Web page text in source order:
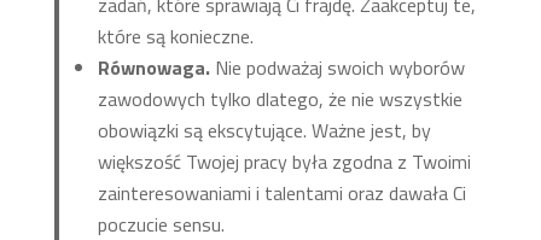
które są konieczne.
Równowaga. Nie podważaj swoich wyborów
zawodowych tylko dlatego, że nie wszystkie
obowiązki są ekscytujące. Ważne jest, by
większość Twojej pracy była zgodna z Twoimi
zainteresowaniami i talentami oraz dawała Ci
poczucie sensu.